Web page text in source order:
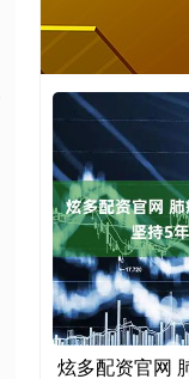
炫多配资官网